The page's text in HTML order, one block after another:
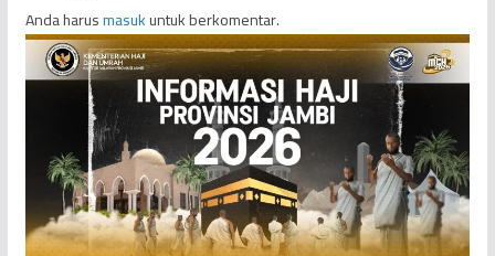
Anda harusmasukuntuk berkomentar.